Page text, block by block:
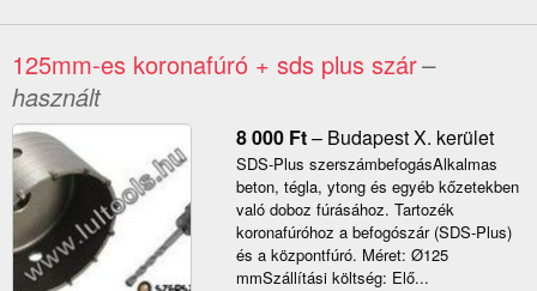
125mm-es koronafúró + sds plus szár–
használt
8 000 Ft– Budapest X. kerület
SDS-Plus szerszámbefogásAlkalmas
beton, tégla, ytong és egyéb kőzetekben
való doboz fúrásához. Tartozék
koronafúróhoz a befogószár (SDS-Plus)
és a központfúró. Méret: Ø125
mmSzállítási költség: Elő...